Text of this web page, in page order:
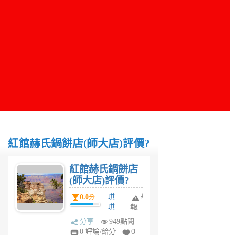
紅館赫氏鍋餅店(師大店)評價?
紅館赫氏鍋餅店
(師大店)評價?
0.0分
琪
琪
6
年
舉
報
分享
949點閱
0 評論/給分
0